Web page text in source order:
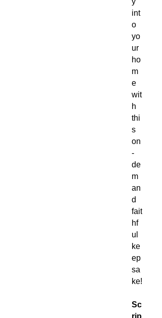
int
o
yo
ur
ho
m
e
wit
h
thi
s
on
-
de
m
an
d
fait
hf
ul
ke
ep
sa
ke!
Sc
rip